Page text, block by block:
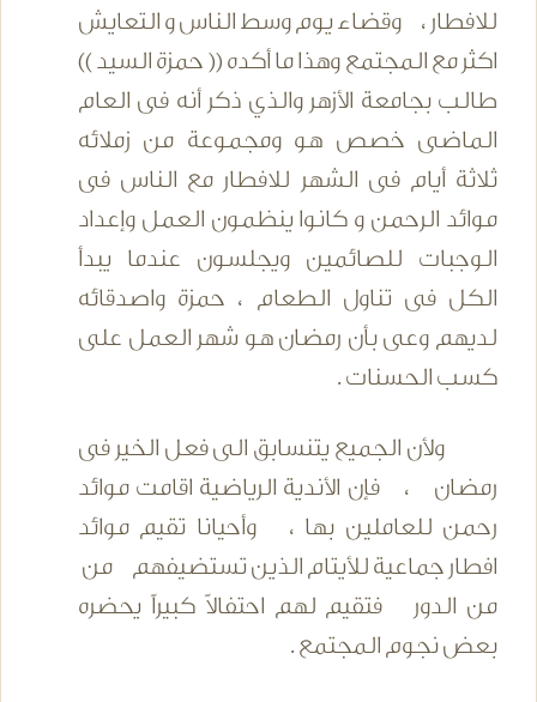
للافطار ، وقضاء يوم وسط الناس و التعايش
اكثر مع المجتمع وهذا ما أكده (( حمزة السيد ))
طالب بجامعة الأزهر والذي ذكر أنه فى العام
الماضى خصص هو ومجموعة من زملائه
ثلاثة أيام فى الشهر للافطار مع الناس فى
موائد الرحمن و كانوا ينظمون العمل وإعداد
الوجبات للصائمين ويجلسون عندما يبدأ
الكل فى تناول الطعام ، حمزة واصدقائه
لديهم وعى بأن رمضان هو شهر العمل على
كسب الحسنات .
ولأن الجميع يتنسابق الى فعل الخير فى
رمضان ، فإن الأندية الرياضية اقامت موائد
رحمن للعاملين بها ، وأحيانا تقيم موائد
افطار جماعية للأيتام الذين تستضيفهم من
من الدور فتقيم لهم احتفالاً كبيراً يحضره
بعض نجوم المجتمع .